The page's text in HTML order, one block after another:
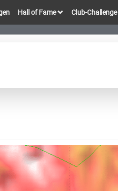
Hall of Fame Club-Challenge